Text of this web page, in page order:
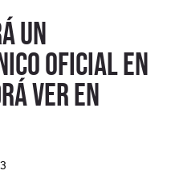
un
oficial en
ver en